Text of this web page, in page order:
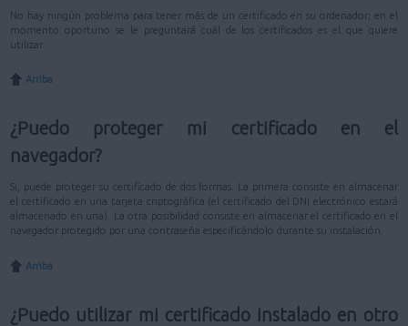
No hay ningún problema para tener más de un certificado en su ordenador; en el
momento oportuno se le preguntará cuál de los certificados es el que quiere
utilizar.
Arriba
¿Puedo proteger mi certificado en el
navegador?
Si, puede proteger su certificado de dos formas. La primera consiste en almacenar
el certificado en una tarjeta criptográfica (el certificado del DNI electrónico estará
almacenado en una). La otra posibilidad consiste en almacenar el certificado en el
navegador protegido por una contraseña especificándolo durante su instalación.
Arriba
¿Puedo utilizar mi certificado instalado en otro